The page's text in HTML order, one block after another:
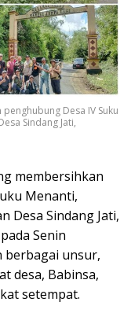
Desa IV Suku
Sindang Jati,
membersihkan
Menanti,
Desa Sindang Jati,
Senin
berbagai unsur,
desa, Babinsa,
setempat.